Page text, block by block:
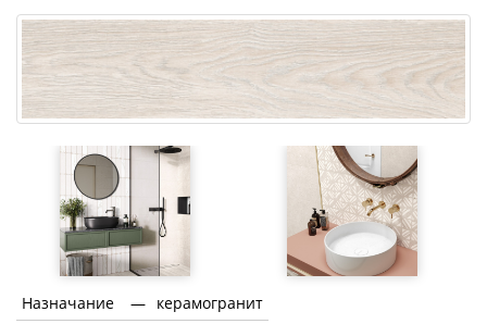
Назначание — керамогранит